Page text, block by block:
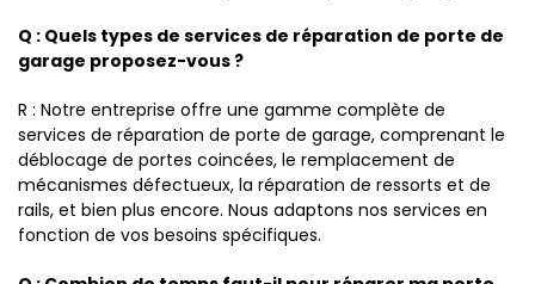
Q : Quels types de services de réparation de porte de
garage proposez-vous ?
R : Notre entreprise offre une gamme complète de
services de réparation de porte de garage, comprenant le
déblocage de portes coincées, le remplacement de
mécanismes défectueux, la réparation de ressorts et de
rails, et bien plus encore. Nous adaptons nos services en
fonction de vos besoins spécifiques.